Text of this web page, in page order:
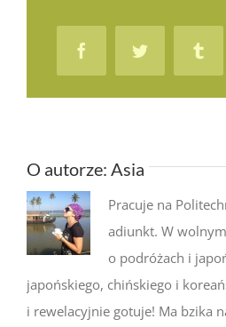
FacebookTwitter
O autorze: Asia
Pracuje na
adiunkt. W
o podróżach i
japońskiego, chińskiego i
i rewelacyjnie gotuje! Ma bzika